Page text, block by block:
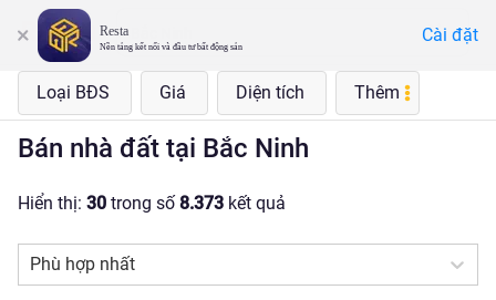
Resta
Nền tảng kết nối và đầu tư bất động sản
Cài đặt
Loại BĐS Giá Diện tích Thêm
Bán nhà đất tại Bắc Ninh
Hiển thị: 30 trong số8.373 kết quả
Phù hợp nhất